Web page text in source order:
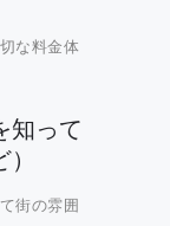
な料金体
知って
街の雰囲